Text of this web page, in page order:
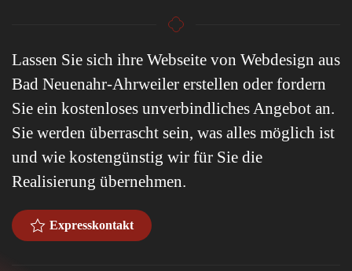
Lassen Sie sich ihre Webseite von Webdesign aus
Bad Neuenahr-Ahrweiler erstellen oder fordern
Sie ein kostenloses unverbindliches Angebot an.
Sie werden überrascht sein, was alles möglich ist
und wie kostengünstig wir für Sie die
Realisierung übernehmen.
Expresskontakt